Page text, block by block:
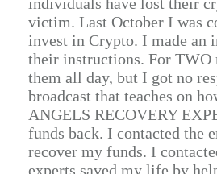
victim. Last October I was
invest in Crypto. I made
their instructions. For TWO
them all day, but I got no
broadcast that teaches on
ANGELS RECOVERY
funds back. I contacted the
recover my funds. I
experts saved my life by